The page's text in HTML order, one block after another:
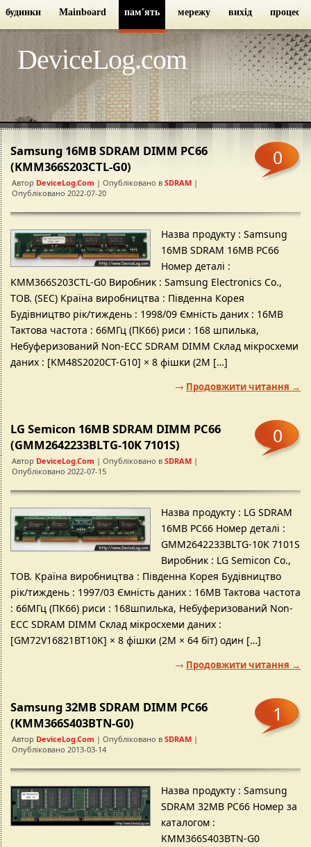
будинки Mainboard пам'ять мережу вихід процесор
DeviceLog.com
Samsung 16MB SDRAM DIMM PC66
(KMM366S203CTL-G0)
Автор DeviceLog.com | Опубліковано в SDRAM |
Опубліковано 2022-07-20
0
Назва продукту : Samsung
16MB SDRAM 16MB PC66
Номер деталі :
KMM366S203CTL-G0 Виробник : Samsung Electronics Co.,
ТОВ. (SEC) Країна виробництва : Південна Корея
Будівництво рік/тиждень : 1998/09 Ємність даних : 16MB
Тактова частота : 66МГц (ПК66) риси : 168 шпилька,
Небуферизований Non-ECC SDRAM DIMM Склад мікросхеми
даних : [KM48S2020CT-G10] × 8 фішки (2М […]
Продовжити читання →
LG Semicon 16MB SDRAM DIMM PC66
(GMM2642233BLTG-10K 7101S)
Автор DeviceLog.com | Опубліковано в SDRAM |
Опубліковано 2022-07-15
0
Назва продукту : LG SDRAM
16MB PC66 Номер деталі :
GMM2642233BLTG-10K 7101S
Виробник : LG Semicon Co.,
ТОВ. Країна виробництва : Південна Корея Будівництво
рік/тиждень : 1997/03 Ємність даних : 16MB Тактова частота
: 66МГц (ПК66) риси : 168шпилька, Небуферизований Non-
ECC SDRAM DIMM Склад мікросхеми даних :
[GM72V16821BT10K] × 8 фішки (2M × 64 біт) один […]
Продовжити читання →
Samsung 32MB SDRAM DIMM PC66
(KMM366S403BTN-G0)
Автор DeviceLog.com | Опубліковано в SDRAM |
Опубліковано 2013-03-14
1
Назва продукту : Samsung
SDRAM 32MB PC66 Номер за
каталогом :
KMM366S403BTN-G0